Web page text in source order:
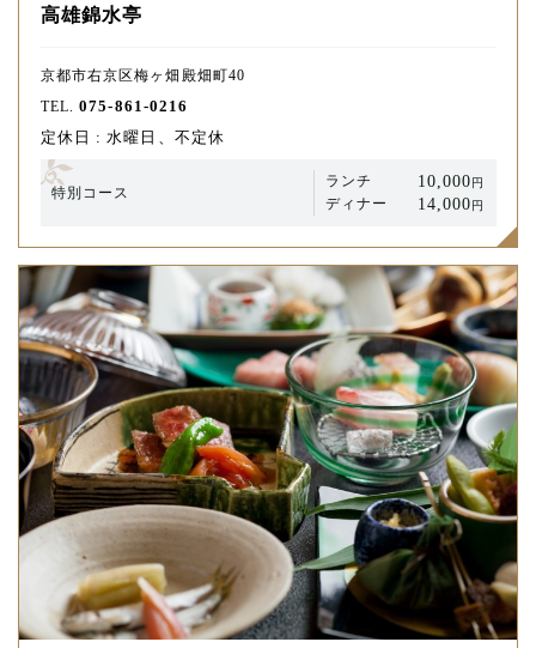
高雄錦水亭
京都市右京区梅ヶ畑殿畑町40
TEL.075-861-0216
定休日 : 水曜日、不定休
特別コース
ランチ 10,000円
ディナー 14,000円